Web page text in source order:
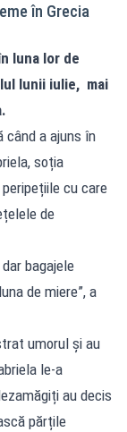
în Grecia
luna lor de
lunii iulie, mai
când a ajuns în
soția
cu care
de
bagajele
de miere”, a
umorul și au
le-a
au decis
părțile